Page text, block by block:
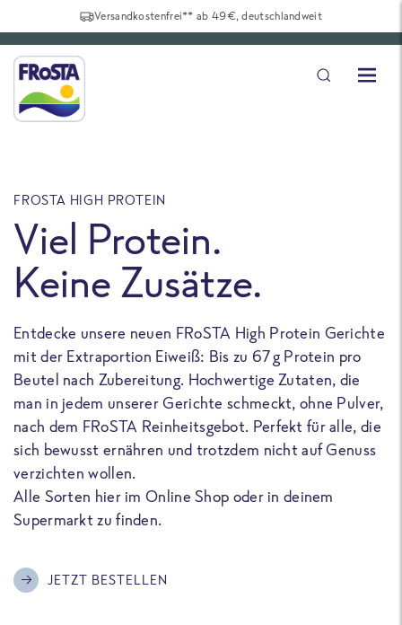
Versandkostenfrei** ab 49€, deutschlandweit
FROSTA HIGH PROTEIN
Viel Protein.
Keine Zusätze.
Entdecke unsere neuen FRoSTA High Protein Gerichte
mit der Extraportion Eiweiß: Bis zu 67 g Protein pro
Beutel nach Zubereitung. Hochwertige Zutaten, die
man in jedem unserer Gerichte schmeckt, ohne Pulver,
nach dem FRoSTA Reinheitsgebot. Perfekt für alle, die
sich bewusst ernähren und trotzdem nicht auf Genuss
verzichten wollen.
Alle Sorten hier im Online Shop oder in deinem
Supermarkt zu finden.
JETZT BESTELLEN